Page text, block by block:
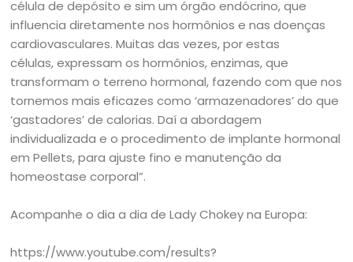
célula de depósito e sim um órgão endócrino, que
influencia diretamente nos hormônios e nas doenças
cardiovasculares. Muitas das vezes, por estas
células, expressam os hormônios, enzimas, que
transformam o terreno hormonal, fazendo com que nos
tornemos mais eficazes como ‘armazenadores’ do que
‘gastadores’ de calorias. Daí a abordagem
individualizada e o procedimento de implante hormonal
em Pellets, para ajuste fino e manutenção da
homeostase corporal”.
Acompanhe o dia a dia de Lady Chokey na Europa:
https://www.youtube.com/results?